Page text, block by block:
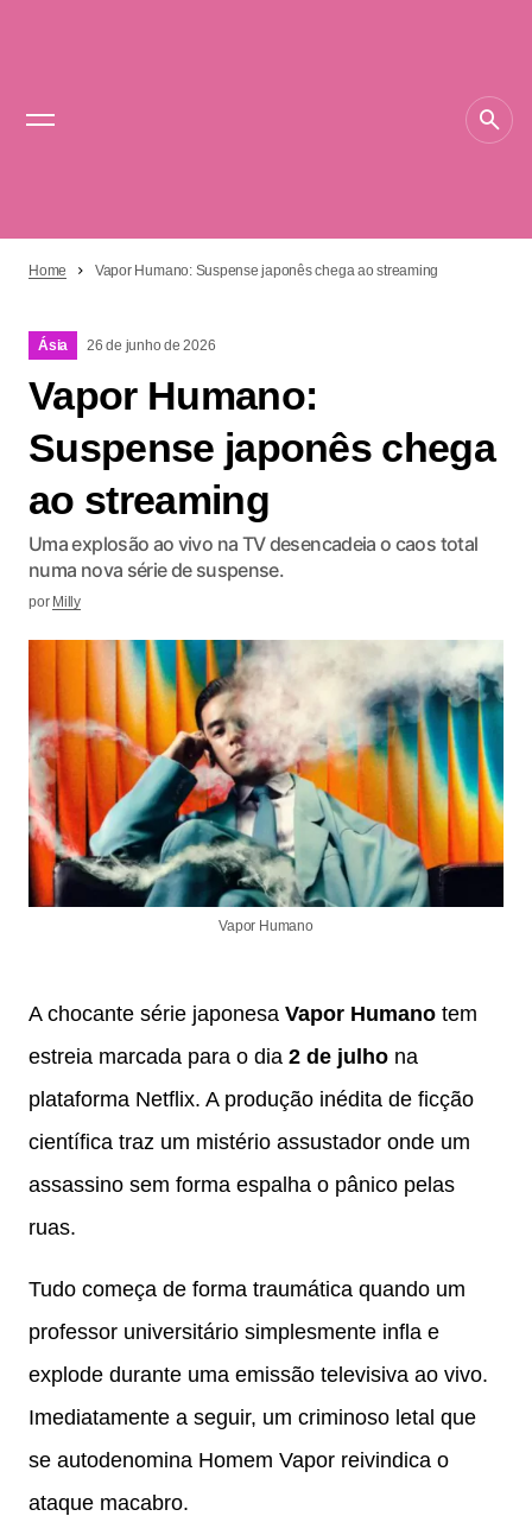
Home Vapor Humano: Suspense japonês chega ao streaming
Ásia 26 de junho de 2026
Vapor Humano:
Suspense japonês chega
ao streaming
Uma explosão ao vivo na TV desencadeia o caos total
numa nova série de suspense.
por Milly
Vapor Humano
A chocante série japonesa Vapor Humano tem
estreia marcada para o dia 2 de julho na
plataforma Netflix. A produção inédita de ficção
científica traz um mistério assustador onde um
assassino sem forma espalha o pânico pelas
ruas.
Tudo começa de forma traumática quando um
professor universitário simplesmente infla e
explode durante uma emissão televisiva ao vivo.
Imediatamente a seguir, um criminoso letal que
se autodenomina Homem Vapor reivindica o
ataque macabro.